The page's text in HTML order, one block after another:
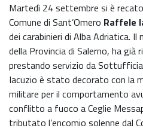
Martedì 24 settembre si è
Comune di Sant’Omero Raffele
dei carabinieri di Alba Adriatica.
della Provincia di Salerno, ha
prestando servizio da
Iacuzio è stato decorato con la
militare per il comportamento
conflitto a fuoco a Ceglie
tributato l’encomio solenne dal